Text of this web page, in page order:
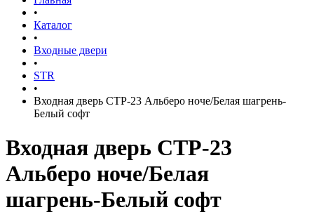
•
Каталог
•
Входные двери
•
STR
•
Входная дверь СТР-23 Альберо ноче/Белая шагрень-
Белый софт
Входная дверь СТР-23
Альберо ноче/Белая
шагрень-Белый софт